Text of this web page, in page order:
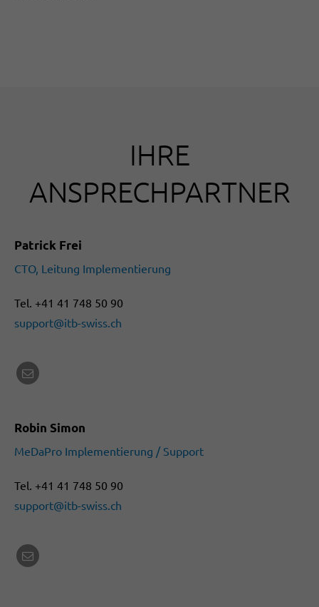
IHRE
ANSPRECHPARTNER
Patrick Frei
CTO, Leitung Implementierung
Tel. +41 41 748 50 90
support@itb-swiss.ch
Robin Simon
MeDaPro Implementierung / Support
Tel. +41 41 748 50 90
support@itb-swiss.ch